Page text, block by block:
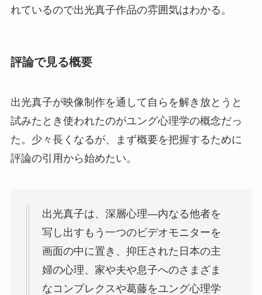
れているので出光真子作品の雰囲気はわかる。
評論で見る概要
出光真子が映像制作を通して自らを解き放とうと
試みたとき使われたのがユング心理学の概念だっ
た。少々長くなるが、まず概要を把握するために
評論の引用から始めたい。
出光真子は、深層心理―内なる他者を
写し出すもう一つのビデオモニターを
画面の中に置き、抑圧された日本の主
婦の心理、家や夫や息子へのさまざま
なコンプレクスや葛藤をユング心理学